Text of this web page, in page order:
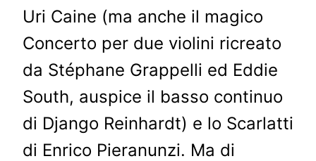
Uri Caine (ma anche il magico
Concerto per due violini ricreato
da Stéphane Grappelli ed Eddie
South, auspice il basso continuo
di Django Reinhardt) e lo Scarlatti
di Enrico Pieranunzi. Ma di